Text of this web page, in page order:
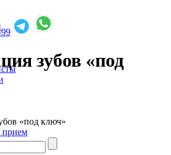
прием
зубов «под
«под ключ»